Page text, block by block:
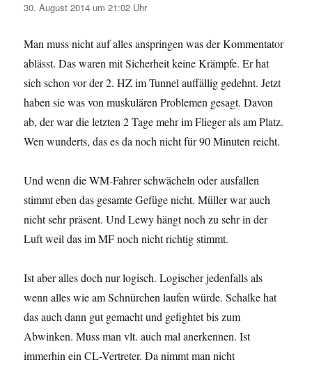
30. August 2014 um 21:02 Uhr
Man muss nicht auf alles anspringen was der Kommentator
ablässt. Das waren mit Sicherheit keine Krämpfe. Er hat
sich schon vor der 2. HZ im Tunnel auffällig gedehnt. Jetzt
haben sie was von muskulären Problemen gesagt. Davon
ab, der war die letzten 2 Tage mehr im Flieger als am Platz.
Wen wunderts, das es da noch nicht für 90 Minuten reicht.
Und wenn die WM-Fahrer schwächeln oder ausfallen
stimmt eben das gesamte Gefüge nicht. Müller war auch
nicht sehr präsent. Und Lewy hängt noch zu sehr in der
Luft weil das im MF noch nicht richtig stimmt.
Ist aber alles doch nur logisch. Logischer jedenfalls als
wenn alles wie am Schnürchen laufen würde. Schalke hat
das auch dann gut gemacht und gefightet bis zum
Abwinken. Muss man vlt. auch mal anerkennen. Ist
immerhin ein CL-Vertreter. Da nimmt man nicht